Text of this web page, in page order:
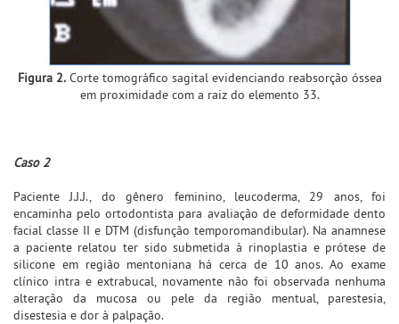
Figura 2.Corte tomográfico sagital evidenciando reabsorção óssea
em proximidade com a raiz do elemento 33.
Caso 2
Paciente J.J.J., do gênero feminino, leucoderma, 29 anos, foi
encaminha pelo ortodontista para avaliação de deformidade dento
facial classe II e DTM (disfunção temporomandibular). Na anamnese
a paciente relatou ter sido submetida à rinoplastia e prótese de
silicone em região mentoniana há cerca de 10 anos. Ao exame
clínico intra e extrabucal, novamente não foi observada nenhuma
alteração da mucosa ou pele da região mentual, parestesia,
disestesia e dor à palpação.